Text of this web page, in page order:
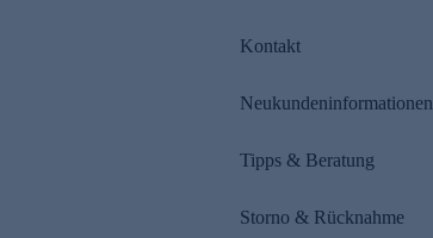
Kontakt
Neukundeninformationen
Tipps & Beratung
Storno & Rücknahme